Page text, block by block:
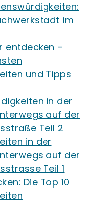
im
entdecken –
und Tipps
in der
auf der
Teil 2
in der
auf der
Teil 1
Die Top 10